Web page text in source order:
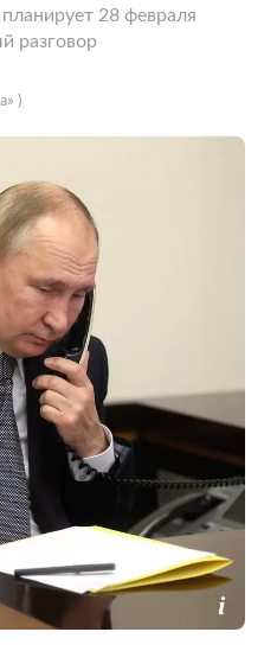
28 февраля
разговор
)